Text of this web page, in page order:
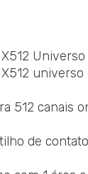
512 canais
de